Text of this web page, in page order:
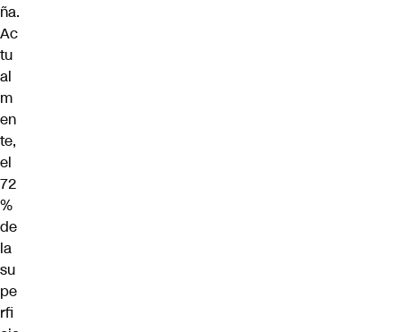
ña.
Ac
tu
al
m
en
te,
el
72
%
de
la
su
pe
rfi